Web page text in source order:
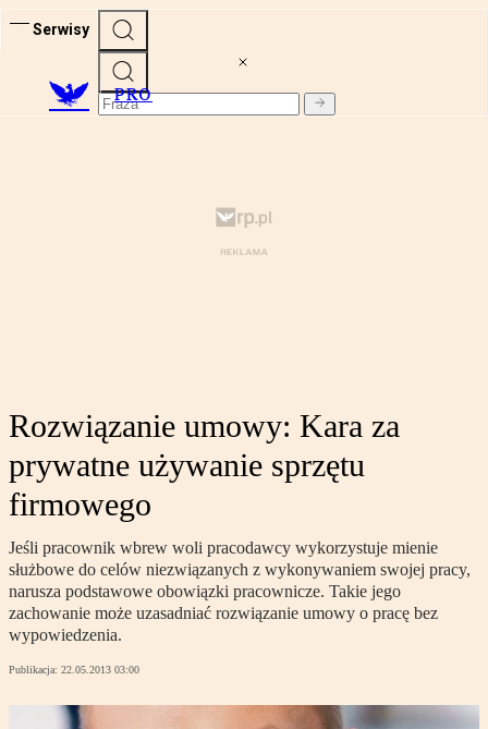
Serwisy
PRO
Rozwiązanie umowy: Kara za
prywatne używanie sprzętu
firmowego
Jeśli pracownik wbrew woli pracodawcy wykorzystuje mienie
służbowe do celów niezwiązanych z wykonywaniem swojej pracy,
narusza podstawowe obowiązki pracownicze. Takie jego
zachowanie może uzasadniać rozwiązanie umowy o pracę bez
wypowiedzenia.
Publikacja: 22.05.2013 03:00